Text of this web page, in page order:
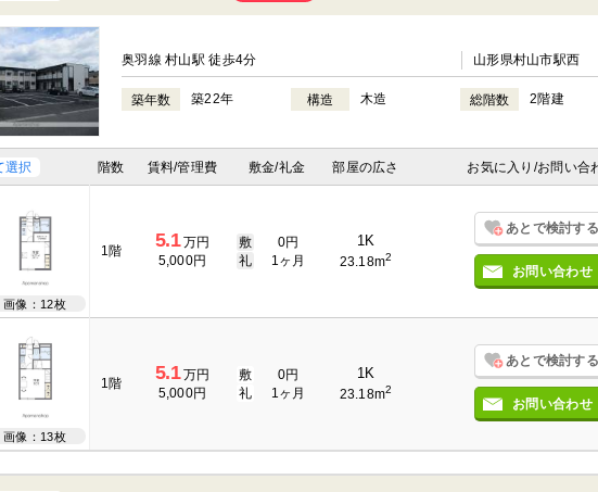
奥羽線 村山駅 徒歩4分 山形県村山市駅西
築年数 築22年 構造 木造 総階数 2階建
選択 階数 賃料/管理費 敷金/礼金 部屋の広さ お気に入り /お問い合
画像：12枚
1階 5.1万円
5,000円
敷
0円
礼
1ヶ月
1K
23.18m2
あとで検討する
お問い合わせ
画像：13枚
1階 5.1万円
5,000円
敷
0円
礼
1ヶ月
1K
23.18m2
あとで検討する
お問い合わせ